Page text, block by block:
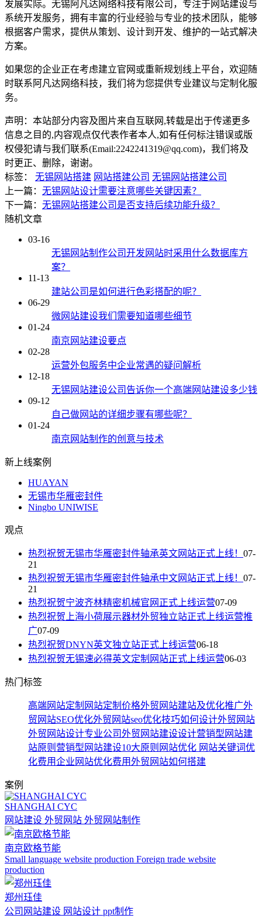
发展实际。无锡阿凡达网络科技有限公司，专注于网站建设与
系统开发服务，拥有丰富的行业经验与专业的技术团队，能够
根据客户需求，提供从策划、设计到开发、维护的一站式解决
方案。
如果您的企业正在考虑建立官网或重新规划线上平台，欢迎随
时联系阿凡达网络科技，我们将为您提供专业建议与定制化服
务。
声明：本站部分内容及图片来自互联网,转载是出于传递更多
信息之目的,内容观点仅代表作者本人,如有任何标注错误或版
权侵犯请与我们联系(Email:2242241319@qq.com)，我们将及
时更正、删除，谢谢。
标签：
无锡网站搭建 网站搭建公司 无锡网站搭建公司
上一篇： 无锡网站设计需要注意哪些关键因素？
下一篇： 无锡网站搭建公司是否支持后续功能升级？
随机文章
03-16
无锡网站制作公司开发网站时采用什么数据库方
案？
11-13
建站公司是如何进行色彩搭配的呢？
06-29
微网站建设我们需要知道哪些细节
01-24
南京网站建设要点
02-28
运营外包服务中企业常遇的疑问解析
12-18
无锡网站建设公司告诉你一个高端网站建设多少钱
09-12
自己做网站的详细步骤有哪些呢？
01-24
南京网站制作的创意与技术
新上线案例
HUAYAN
无锡市华雁密封件
Ningbo UNIWISE
观点
热烈祝贺无锡市华雁密封件轴承英文网站正式上线！ 07-
21
热烈祝贺无锡市华雁密封件轴承中文网站正式上线！ 07-
21
热烈祝贺宁波齐林精密机械官网正式上线运营07-09
热烈祝贺上海小荷展示器材外贸独立站正式上线运营推
广07-09
热烈祝贺DNYN英文独立站正式上线运营06-18
热烈祝贺无锡速必得英文定制网站正式上线运营06-03
热门标签
高端网站定制 网站定制价格外贸网站建站及优化推广外
贸网站SEO优化外贸网站seo优化技巧如何设计外贸网站
外贸网站设计专业公司外贸网站建设设计营销型网站建
站原则 营销型网站建设10大原则 网站优化 网站关键词优
化费用企业网站优化费用外贸网站如何搭建
案例
SHANGHAI CYC
网站建设 外贸网站 外贸网站制作
南京欧格节能
Small language website production Foreign trade website
production
郑州珏佳
公司网站建设 网站设计 ppt制作